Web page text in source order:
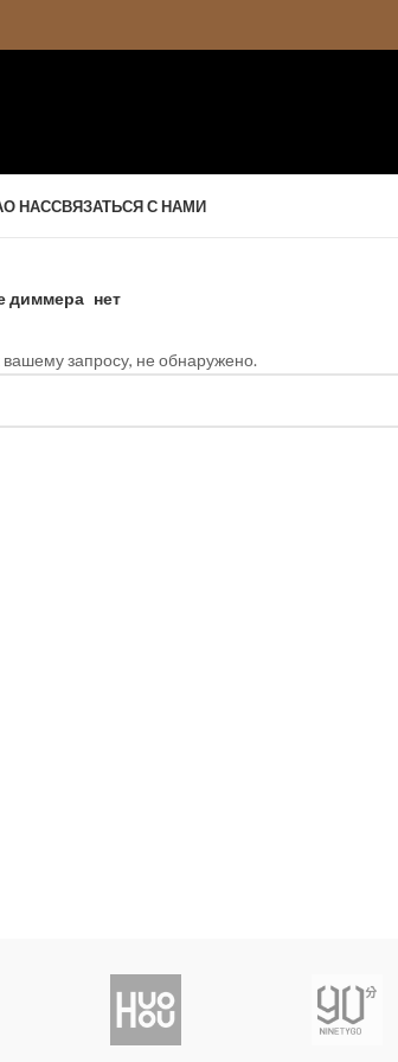
О НАССВЯЗАТЬСЯ С НАМИ
диммера нет
запросу, не обнаружено.